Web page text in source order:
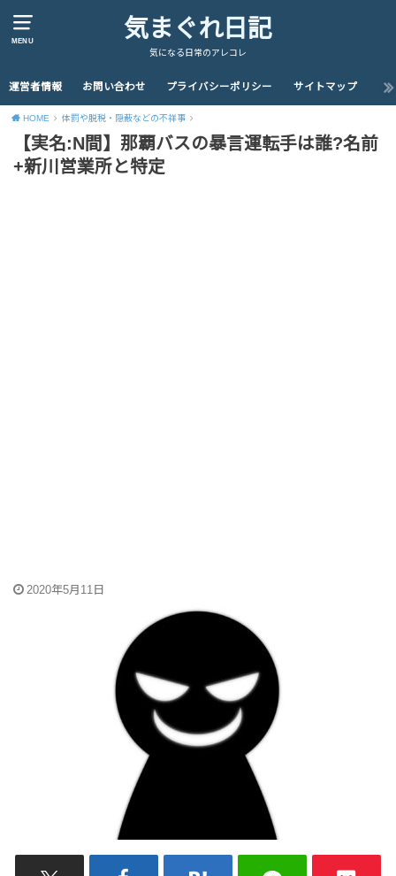
MENU 気まぐれ日記
気になる日常のアレコレ
運営者情報 お問い合わせ プライバシーポリシー サイトマップ
HOME 体罰や脱税・隠蔽などの不祥事
【実名:N間】那覇バスの暴言運転手は誰?名前
+新川営業所と特定
2020年5月11日